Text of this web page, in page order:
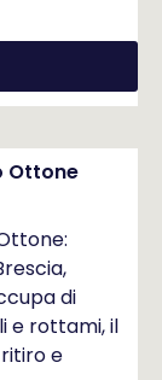
Ottone
di
e rottami, il
e